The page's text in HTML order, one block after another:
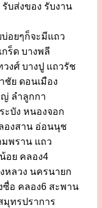
บส่งของ รับงาน
อยๆก็จะมีแถว
ร็ด บางพลี
งศ์ บางปู แถวรัช
ชัย ดอนเมือง
ญ่ ลำลูกกา
ะบัง หนองจอก
องสาน อ่อนนุช
พราน แถว
อย คลอง4
หลวง นครนายก
อ คลอง6 สะพาน
มุทรปราการ